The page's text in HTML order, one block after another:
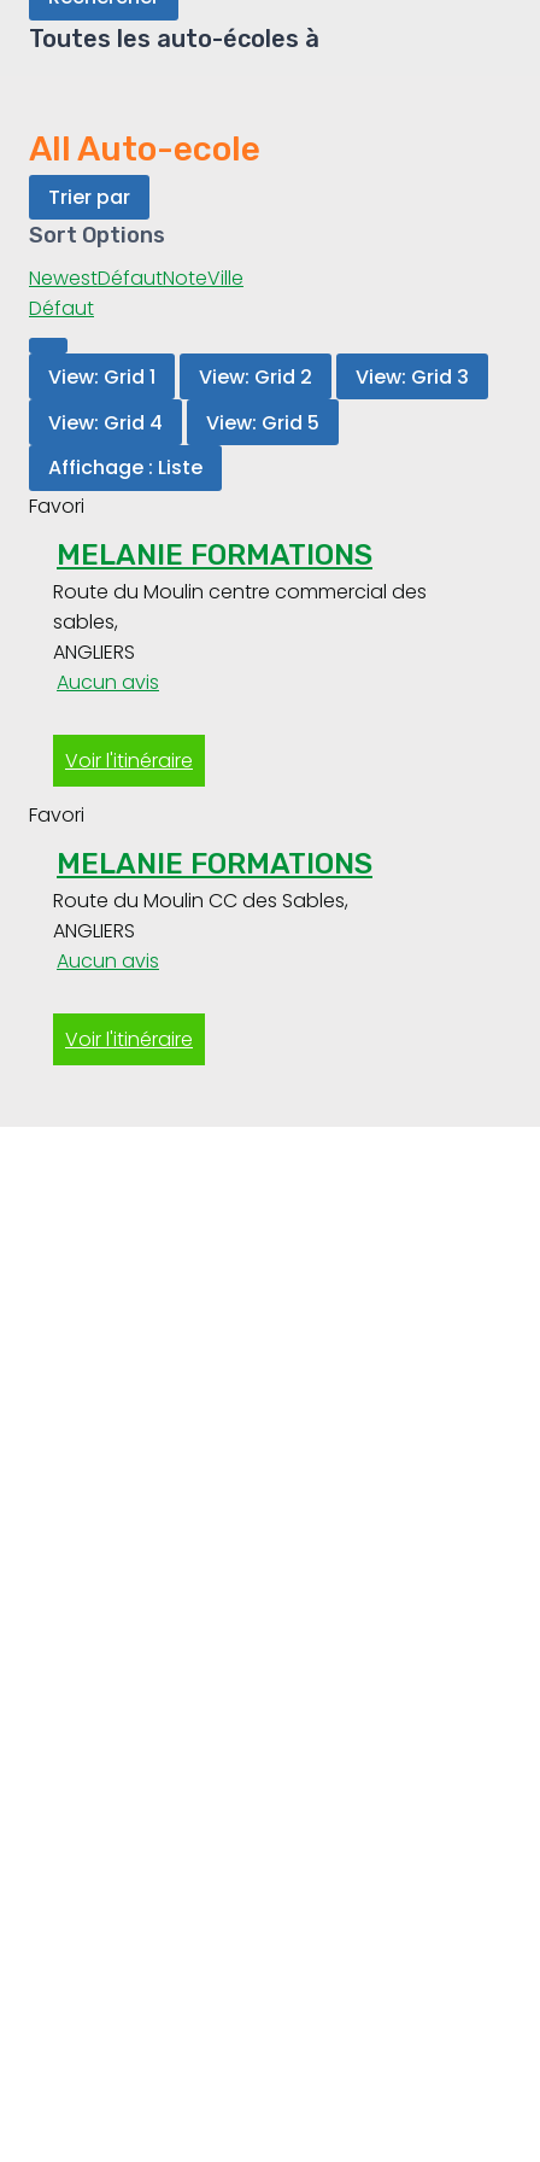
Toutes les auto-écoles à
All Auto-ecole
Trier par
Sort Options
NewestDéfautNoteVille
Défaut
View: Grid 1 View: Grid 2
View: Grid 3
View: Grid 4
View: Grid 5
Affichage : Liste
Favori
MELANIE FORMATIONS
Route du Moulin centre commercial des
sables,
ANGLIERS
Aucun avis
Voir l'itinéraire
Favori
MELANIE FORMATIONS
Route du Moulin CC des Sables,
ANGLIERS
Aucun avis
Voir l'itinéraire